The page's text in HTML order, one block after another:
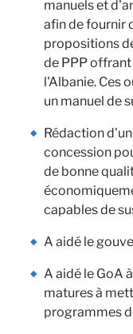
manuels et
afin de fournir
propositions
de PPP
l'Albanie. Ces
un manuel de
Rédaction
concession
de bonne
capables de
A aidé le
A aidé le GoA
matures à
programmes
Prénom
Nom de famille
E-mail
J'ai lu et